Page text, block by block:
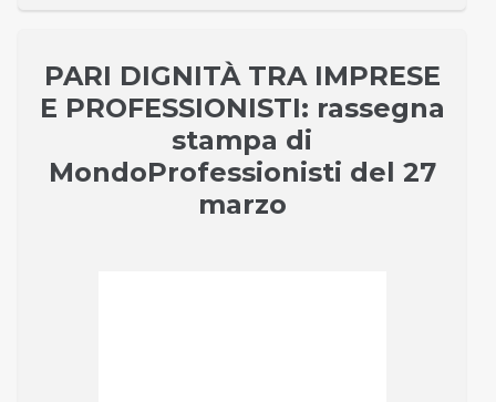
PARI DIGNITÀ TRA IMPRESE
E PROFESSIONISTI: rassegna
stampa di
MondoProfessionisti del 27
marzo